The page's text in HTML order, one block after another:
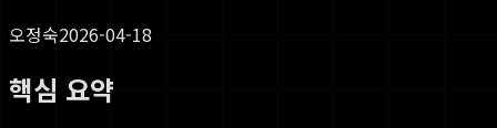
오정숙2026-04-18
핵심 요약